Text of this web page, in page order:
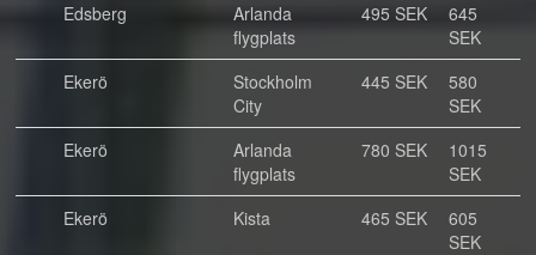
Edsberg
Arlanda
flygplats
495 SEK
645
SEK
Ekerö
Stockholm
City
445 SEK
580
SEK
Ekerö
Arlanda
flygplats
780 SEK
1015
SEK
Ekerö
Kista 465 SEK
605
SEK